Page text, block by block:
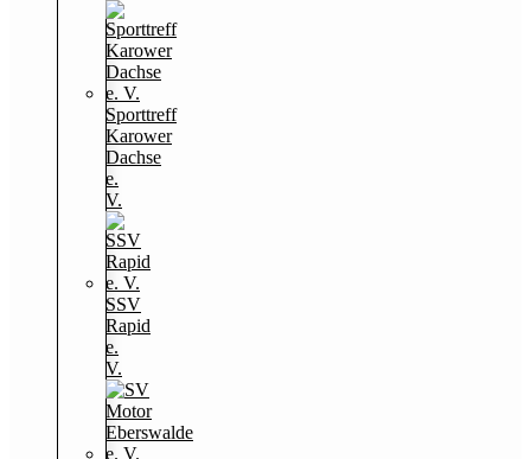
Sporttreff
Karower
Dachse
e.
V.
SSV
Rapid
e.
V.